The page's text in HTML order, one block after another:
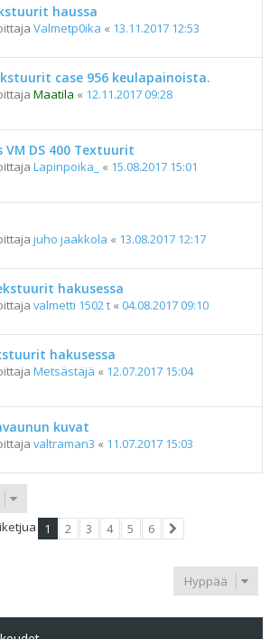
haussa
Valmetp0ika « 13.11.2017 12:53
case 956 keulapainoista.
Maatila « 12.11.2017 09:28
VM DS 400 Textuurit
Lapinpoika_ « 15.08.2017 15:01
juho jaakkola « 13.08.2017 12:17
hakusessa
valmetti 1502 t « 04.08.2017 09:10
hakusessa
Metsästäjä « 12.07.2017 15:04
kuvat
valtraman3 « 11.07.2017 15:03
1 2 3 4 5
6
Hyppää